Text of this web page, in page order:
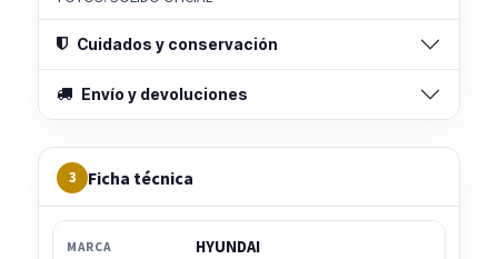
Cuidados y conservación
Envío y devoluciones
3 Ficha técnica
MARCA HYUNDAI